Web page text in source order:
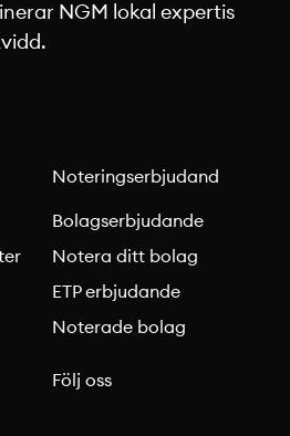
NGM lokal expertis
Noteringserbjudand
Bolagserbjudande
Notera ditt bolag
ETP erbjudande
Noterade bolag
Följ oss